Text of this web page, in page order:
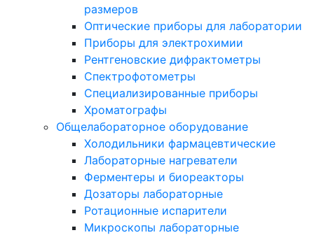
размеров
Оптические приборы для лаборатории
Приборы для электрохимии
Рентгеновские дифрактометры
Спектрофотометры
Специализированные приборы
Хроматографы
Общелабораторное оборудование
Холодильники фармацевтические
Лабораторные нагреватели
Ферментеры и биореакторы
Дозаторы лабораторные
Ротационные испарители
Микроскопы лабораторные